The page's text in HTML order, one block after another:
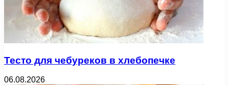
Тесто для чебуреков в хлебопечке
06.08.2026